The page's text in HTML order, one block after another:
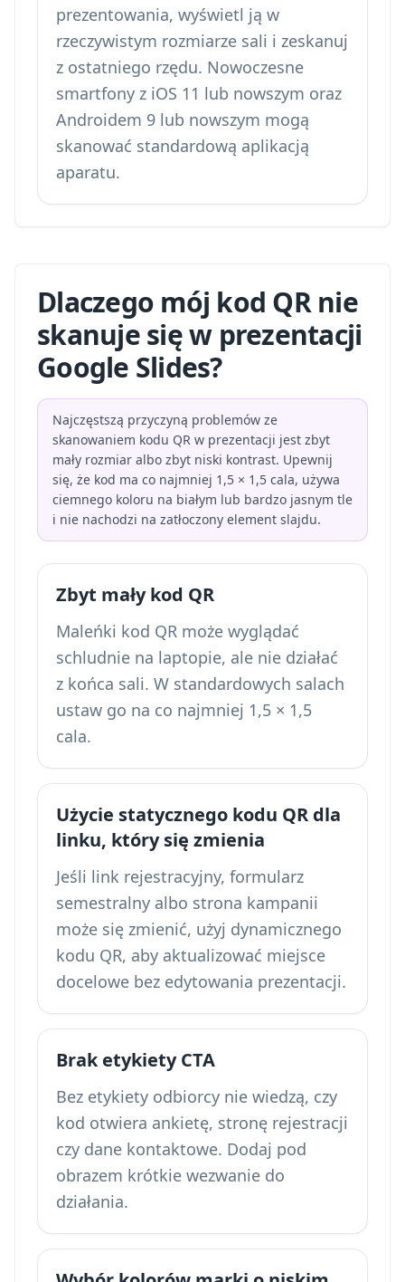
prezentowania, wyświetl ją w
rzeczywistym rozmiarze sali i zeskanuj
z ostatniego rzędu. Nowoczesne
smartfony z iOS 11 lub nowszym oraz
Androidem 9 lub nowszym mogą
skanować standardową aplikacją
aparatu.
Dlaczego mój kod QR nie
skanuje się w prezentacji
Google Slides?
Najczęstszą przyczyną problemów ze
skanowaniem kodu QR w prezentacji jest zbyt
mały rozmiar albo zbyt niski kontrast. Upewnij
się, że kod ma co najmniej 1,5 × 1,5 cala, używa
ciemnego koloru na białym lub bardzo jasnym tle
i nie nachodzi na zatłoczony element slajdu.
Zbyt mały kod QR
Maleńki kod QR może wyglądać
schludnie na laptopie, ale nie działać
z końca sali. W standardowych salach
ustaw go na co najmniej 1,5 × 1,5
cala.
Użycie statycznego kodu QR dla
linku, który się zmienia
Jeśli link rejestracyjny, formularz
semestralny albo strona kampanii
może się zmienić, użyj dynamicznego
kodu QR, aby aktualizować miejsce
docelowe bez edytowania prezentacji.
Brak etykiety CTA
Bez etykiety odbiorcy nie wiedzą, czy
kod otwiera ankietę, stronę rejestracji
czy dane kontaktowe. Dodaj pod
obrazem krótkie wezwanie do
działania.